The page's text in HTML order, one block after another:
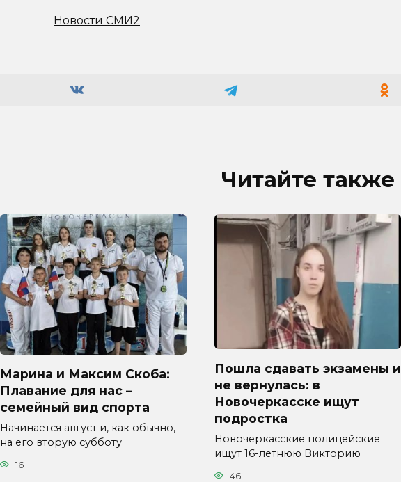
Новости СМИ2
Читайте также
Марина и Максим Скоба:
Плавание для нас –
семейный вид спорта
Начинается август и, как обычно,
на его вторую субботу
16
Пошла сдавать экзамены и
не вернулась: в
Новочеркасске ищут
подростка
Новочеркасские полицейские
ищут 16-летнюю Викторию
46